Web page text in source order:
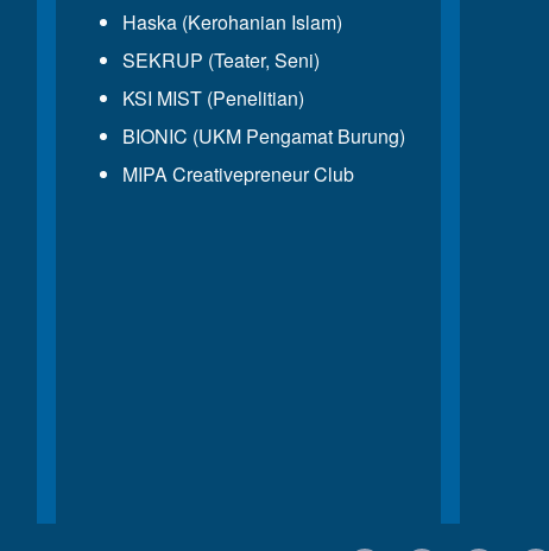
Haska (Kerohanian Islam)
SEKRUP (Teater, Seni)
KSI MIST (Penelitian)
BIONIC (UKM Pengamat Burung)
MIPA Creativepreneur Club